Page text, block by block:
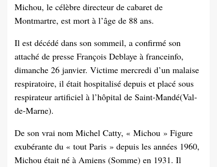
Michou, le célèbre directeur de cabaret de
Montmartre, est mort à l’âge de 88 ans.
Il est décédé dans son sommeil, a confirmé son
attaché de presse François Deblaye à franceinfo,
dimanche 26 janvier. Victime mercredi d’un malaise
respiratoire, il était hospitalisé depuis et placé sous
respirateur artificiel à l’hôpital de Saint-Mandé(Val-
de-Marne).
De son vrai nom Michel Catty, « Michou » Figure
exubérante du « tout Paris » depuis les années 1960,
Michou était né à Amiens (Somme) en 1931. Il